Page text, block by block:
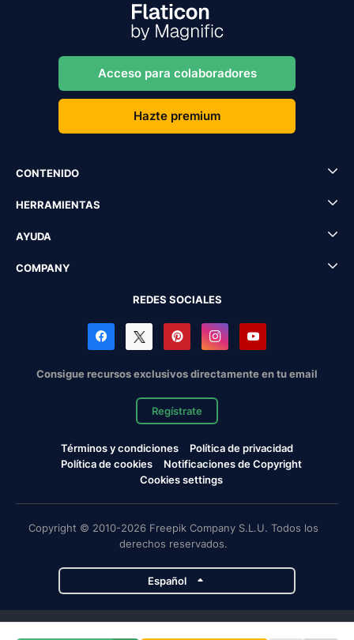
Acceso para colaboradores
Hazte premium
CONTENIDO
HERRAMIENTAS
AYUDA
COMPANY
REDES SOCIALES
Consigue recursos exclusivos directamente en tu email
Regístrate
Términos y condiciones
Política de privacidad
Política de cookies
Notificaciones de Copyright
Cookies settings
Copyright © 2010-2026 Freepik Company S.L.U. Todos los
derechos reservados.
Español